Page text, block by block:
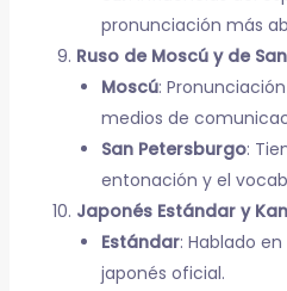
pronunciación más
Ruso de Moscú y de
Moscú:
medios de
San Petersburgo:
entonación y el
Japonés Estándar y
Estándar: Hablado
japonés oficial.